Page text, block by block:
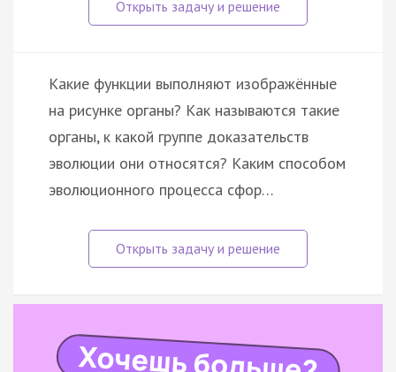
Какие функции выполняют изображённые
на рисунке органы? Как называются такие
органы, к какой группе доказательств
эволюции они относятся? Каким способом
эволюционного процесса сфор…